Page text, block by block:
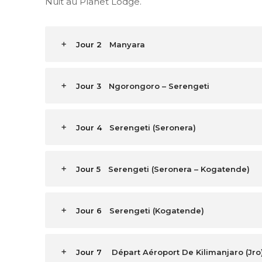
Jour 2 Manyara
Jour 3 Ngorongoro – Serengeti
Jour 4 Serengeti (Seronera)
Jour 5 Serengeti (Seronera – Kogatende)
Jour 6 Serengeti (Kogatende)
Jour 7 Départ Aéroport De Kilimanjaro